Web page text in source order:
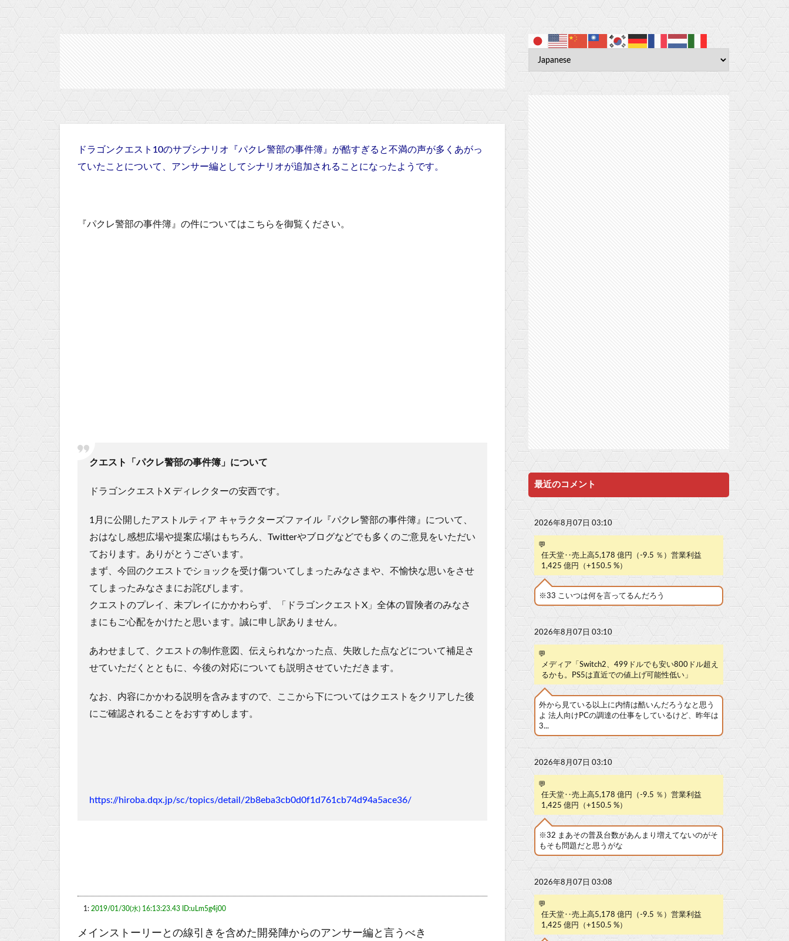
ドラゴンクエスト10のサブシナリオ『パクレ警部の事件簿』が酷すぎると不満の声が多くあがっ
ていたことについて、アンサー編としてシナリオが追加されることになったようです。
『パクレ警部の事件簿』の件についてはこちらを御覧ください。
クエスト「パクレ警部の事件簿」について
ドラゴンクエストX ディレクターの安西です。
1月に公開したアストルティア キャラクターズファイル『パクレ警部の事件簿』について、
おはなし感想広場や提案広場はもちろん、Twitterやブログなどでも多くのご意見をいただい
ております。ありがとうございます。
まず、今回のクエストでショックを受け傷ついてしまったみなさまや、不愉快な思いをさせ
てしまったみなさまにお詫びします。
クエストのプレイ、未プレイにかかわらず、「ドラゴンクエストX」全体の冒険者のみなさ
まにもご心配をかけたと思います。誠に申し訳ありません。
あわせまして、クエストの制作意図、伝えられなかった点、失敗した点などについて補足さ
せていただくとともに、今後の対応についても説明させていただきます。
なお、内容にかかわる説明を含みますので、ここから下についてはクエストをクリアした後
にご確認されることをおすすめします。
https://hiroba.dqx.jp/sc/topics/detail/2b8eba3cb0d0f1d761cb74d94a5ace36/
1: 2019/01/30(水) 16:13:23.43 ID:uLm5g4j00
メインストーリーとの線引きを含めた開発陣からのアンサー編と言うべき
最近のコメント
2026年8月07日 03:10
💬
任天堂‥売上高5,178 億円（-9.5 ％）営業利益
1,425 億円（+150.5 %）
※33 こいつは何を言ってるんだろう
2026年8月07日 03:10
💬
メディア「Switch2、499ドルでも安い800ドル超え
るかも。PS5は直近での値上げ可能性低い」
外から見ている以上に内情は酷いんだろうなと思う
よ 法人向けPCの調達の仕事をしているけど、昨年は
3...
2026年8月07日 03:10
💬
任天堂‥売上高5,178 億円（-9.5 ％）営業利益
1,425 億円（+150.5 %）
※32 まあその普及台数があんまり増えてないのがそ
もそも問題だと思うがな
2026年8月07日 03:08
💬
任天堂‥売上高5,178 億円（-9.5 ％）営業利益
1,425 億円（+150.5 %）